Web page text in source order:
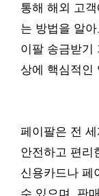
통해 해외 고
는 방법을 알
이팔 송금받기
상에 핵심적인
페이팔은 전
안전하고 편리
신용카드나 페